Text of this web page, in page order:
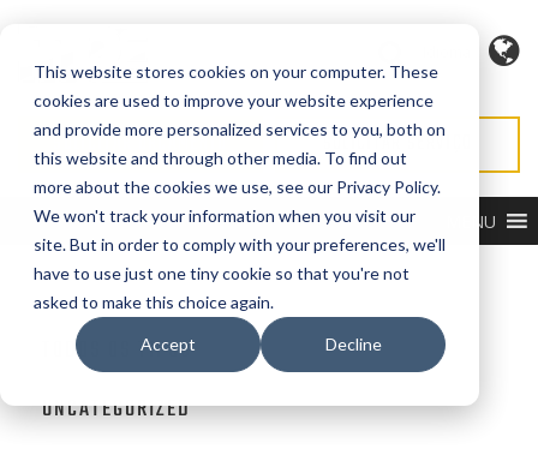
This website stores cookies on your computer. These
cookies are used to improve your website experience
and provide more personalized services to you, both on
this website and through other media. To find out
more about the cookies we use, see our Privacy Policy.
We won't track your information when you visit our
site. But in order to comply with your preferences, we'll
have to use just one tiny cookie so that you're not
asked to make this choice again.
Accept Decline
SOLICITAR ORÇAMENTO SOLICITAR SERVIÇO
MENU
TUTTI I TIPI
TODOS OS TIPOS
UNCATEGORIZED